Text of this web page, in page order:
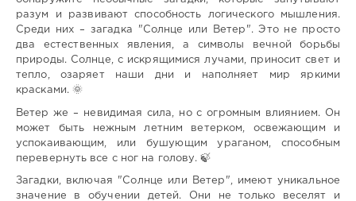
разум и развивают способность логического мышления.
Среди них – загадка "Солнце или Ветер". Это не просто
два естественных явления, а символы вечной борьбы
природы. Солнце, с искрящимися лучами, приносит свет и
тепло, озаряет наши дни и наполняет мир яркими
красками. 🌞
Ветер же – невидимая сила, но с огромным влиянием. Он
может быть нежным летним ветерком, освежающим и
успокаивающим, или бушующим ураганом, способным
перевернуть все с ног на голову. 🍃
Загадки, включая "Солнце или Ветер", имеют уникальное
значение в обучении детей. Они не только веселят и